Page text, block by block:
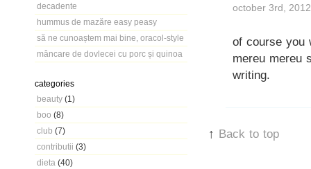
decadente
hummus de mazăre easy peasy
să ne cunoaștem mai bine, oracol-style
mâncare de dovlecei cu porc și quinoa
categories
beauty (1)
boo (8)
club (7)
contributii (3)
dieta (40)
october 3rd,
of course you
mereu mereu
writing.
↑ Back to top